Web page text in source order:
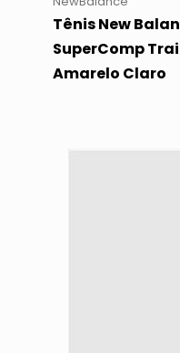
Tênis New
SuperComp
Amarelo Claro